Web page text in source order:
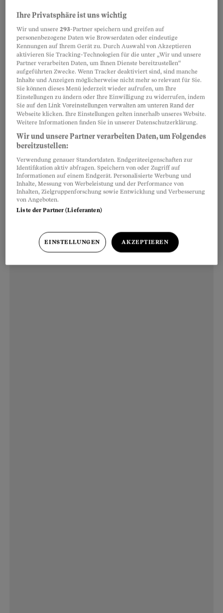
Teilen Merken
Artikel teilen
Frage: Ich möchte den Zahnarzt wechseln. Mein
bisheriger Zahnarzt weigert sich, mir die
Unterlagen und Röntgenbilder auszuhändigen.
Habe ich nicht Anspruch auf deren
Herausgabe?
Ihre Privatsphäre ist uns wichtig
Wir und unsere293-Partner speichern und greifen auf
personenbezogene Daten wie Browserdaten oder eindeutige
Kennungen auf Ihrem Gerät zu. Durch Auswahl von Akzeptieren
aktivieren Sie Tracking-Technologien für die unter „Wir und unsere
Partner verarbeiten Daten, um Ihnen Dienste bereitzustellen“
aufgeführten Zwecke. Wenn Tracker deaktiviert sind, sind manche
Inhalte und Anzeigen möglicherweise nicht mehr so relevant für Sie.
Sie können dieses Menü jederzeit wieder aufrufen, um Ihre
Einstellungen zu ändern oder Ihre Einwilligung zu widerrufen, indem
Sie auf den Link Voreinstellungen verwalten am unteren Rand der
Webseite klicken. Ihre Einstellungen gelten innerhalb unseres Website.
Weitere Informationen finden Sie in unserer Datenschutzerklärung.
Wir und unsere Partner verarbeiten Daten, um Folgendes
bereitzustellen:
Verwendung genauer Standortdaten. Endgeräteeigenschaften zur
Identifikation aktiv abfragen. Speichern von oder Zugriff auf
Informationen auf einem Endgerät. Personalisierte Werbung und
Inhalte, Messung von Werbeleistung und der Performance von
Inhalten, Zielgruppenforschung sowie Entwicklung und Verbesserung
von Angeboten.
Liste der Partner (Lieferanten)
EINSTELLUNGEN AKZEPTIEREN